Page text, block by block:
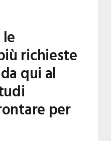
richieste
qui al
per